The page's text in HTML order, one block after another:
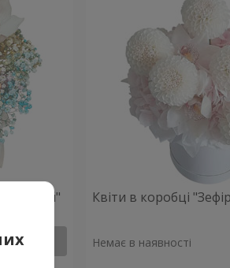
настрій"
Уточнити
Квіти в коробці
Немає в наявності